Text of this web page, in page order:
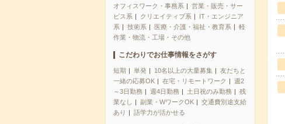
オフィスワーク・事務系
営業・販売・サー
ビス系
クリエイティブ系
IT・エンジニア
系
技術系 医療・介護・福祉・教育系
軽
作業・物流・工場・その他
こだわりでお仕事情報をさがす
短期 単発 10名以上の大量募集
友だちと
一緒の応募OK
在宅・リモートワーク
週2
～3日勤務
週4日勤務 土日祝のみ勤務
残
業なし
副業・WワークOK
交通費別途支給
あり
語学力が活かせる